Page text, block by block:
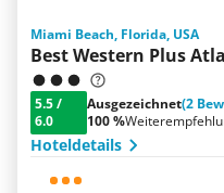
Miami Beach, Florida, USA
Best Western Plus
5.5/
6.0
Ausgezeichnet(2
100 %
Hoteldetails